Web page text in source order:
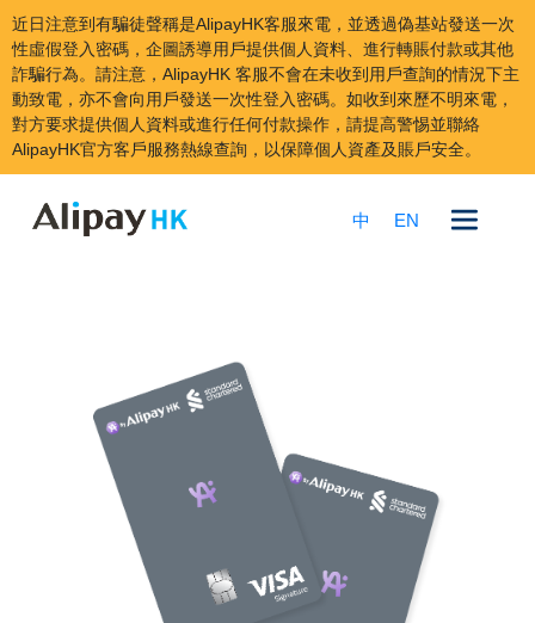
近日注意到有騙徒聲稱是AlipayHK客服來電，並透過偽基站發送一次
性虛假登入密碼，企圖誘導用戶提供個人資料、進行轉賬付款或其他
詐騙行為。請注意，AlipayHK 客服不會在未收到用戶查詢的情況下主
動致電，亦不會向用戶發送一次性登入密碼。如收到來歷不明來電，
對方要求提供個人資料或進行任何付款操作，請提高警惕並聯絡
AlipayHK官方客戶服務熱線查詢，以保障個人資產及賬戶安全。
中 EN